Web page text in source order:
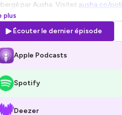
par Ausha. Visitez ausha.co/
plus
Écouter le dernier épisode
Apple Podcasts
Spotify
Deezer